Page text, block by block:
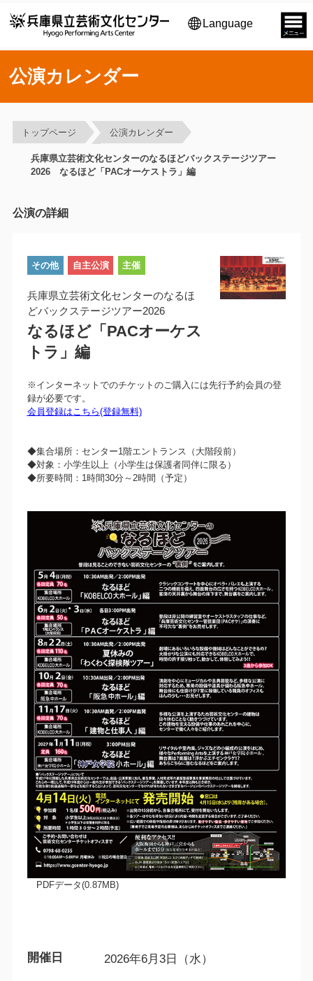
Language
公演カレンダー
トップページ 公演カレンダー
兵庫県立芸術文化センターのなるほどバックステージツアー
2026 なるほど「PACオーケストラ」編
公演の詳細
その他 自主公演 主催
兵庫県立芸術文化センターのなるほ
どバックステージツアー2026
なるほど「PACオーケス
トラ」編
※インターネットでのチケットのご購入には先行予約会員の登
録が必要です。
会員登録はこちら(登録無料)
◆集合場所：センター1階エントランス（大階段前）
◆対象：小学生以上（小学生は保護者同伴に限る）
◆所要時間：1時間30分～2時間（予定）
PDFデータ(0.87MB)
開催日 2026年6月3日（水）